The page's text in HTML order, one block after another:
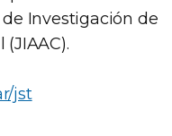
Investigación de
jst